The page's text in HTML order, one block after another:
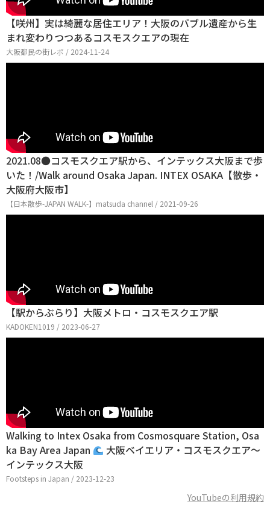
【咲州】実は綺麗な居住エリア！大阪のバブル遺産から生
まれ変わりつつあるコスモスクエアの現在
大阪都民の街レポ / 2024-11-24
2021.08●コスモスクエア駅から、インテックス大阪まで歩
いた！/Walk around Osaka Japan. INTEX OSAKA【散歩・
大阪府大阪市】
【日本散歩-JAPAN WALK-】matsuda channel / 2021-09-26
【駅からぶらり】大阪メトロ・コスモスクエア駅
KADOKEN1019 / 2023-06-27
Walking to Intex Osaka from Cosmosquare Station, Osa
ka Bay Area Japan
大阪ベイエリア・コスモスクエア〜
インテックス大阪
Footsteps in Japan / 2023-12-23
YouTubeの利用規約